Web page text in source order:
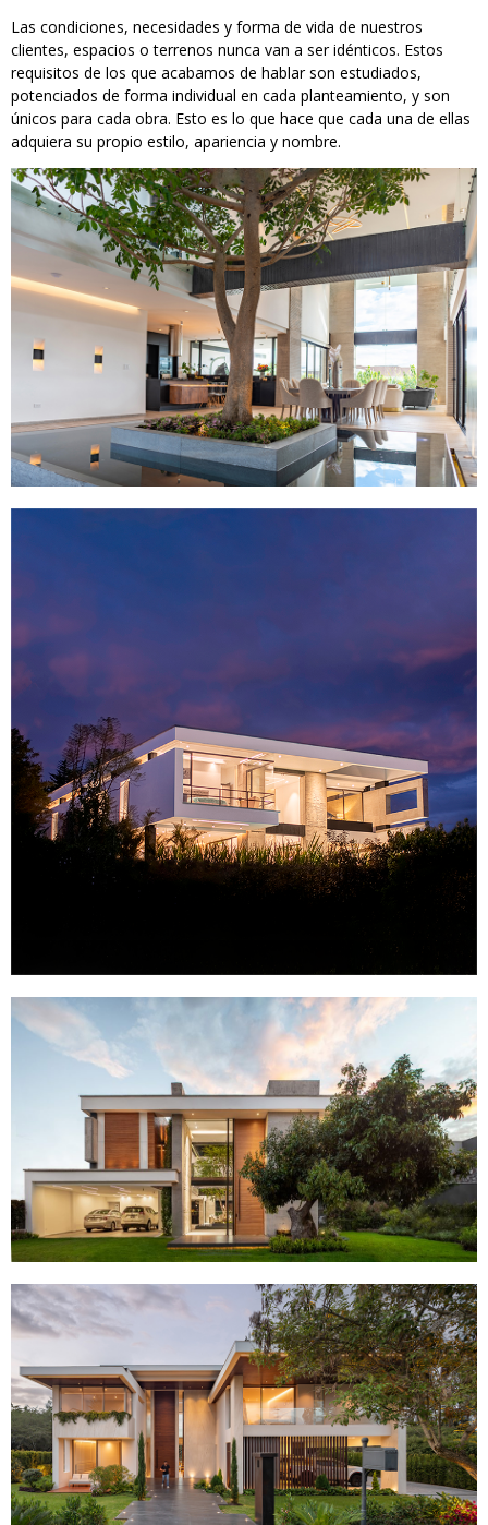
Las condiciones, necesidades y forma de vida de nuestros
clientes, espacios o terrenos nunca van a ser idénticos. Estos
requisitos de los que acabamos de hablar son estudiados,
potenciados de forma individual en cada planteamiento, y son
únicos para cada obra. Esto es lo que hace que cada una de ellas
adquiera su propio estilo, apariencia y nombre.